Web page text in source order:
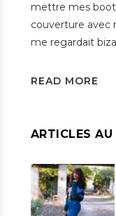
mettre mes
couverture avec
me regardait
READ MORE
ARTICLES AU